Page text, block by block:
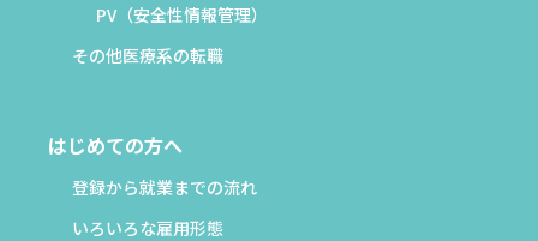
PV（安全性情報管理）
その他医療系の転職
はじめての方へ
登録から就業までの流れ
いろいろな雇用形態